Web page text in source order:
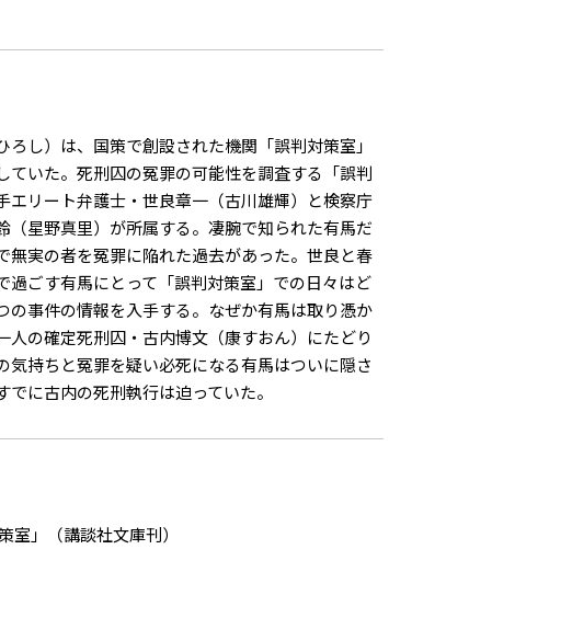
し）は、国策で創設された機関「誤判対策室」
ていた。死刑囚の冤罪の可能性を調査する「誤判
エリート弁護士・世良章一（古川雄輝）と検察庁
（星野真里）が所属する。凄腕で知られた有馬だ
無実の者を冤罪に陥れた過去があった。世良と春
過ごす有馬にとって「誤判対策室」での日々はど
の事件の情報を入手する。なぜか有馬は取り憑か
人の確定死刑囚・古内博文（康すおん）にたどり
気持ちと冤罪を疑い必死になる有馬はついに隠さ
に古内の死刑執行は迫っていた。
室」（講談社文庫刊）